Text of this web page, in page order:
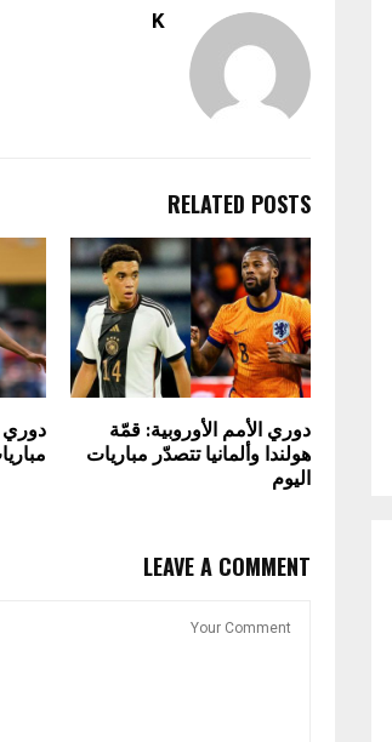
K
RELATED POSTS
دوري الأمم الأوروبية: قمّة
هولندا وألمانيا تتصدّر مباريات
اليوم
دوري
LEAVE A COMMENT